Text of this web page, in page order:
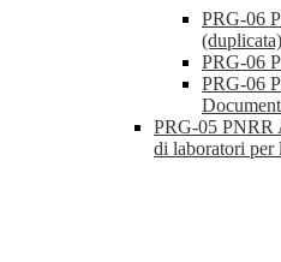
PRG-06
(duplicata)
PRG-06
PRG-06
PRG-05 PNRR
di laboratori per